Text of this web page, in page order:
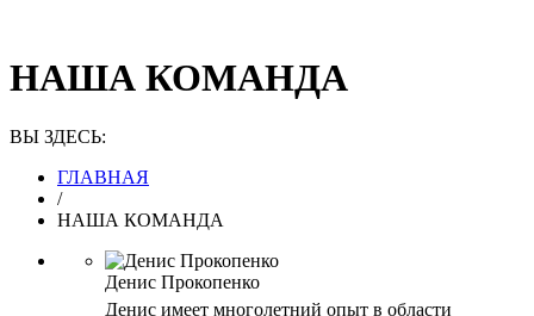
НАША КОМАНДА
ВЫ ЗДЕСЬ:
ГЛАВНАЯ
/
НАША КОМАНДА
Денис Прокопенко
Денис имеет многолетний опыт в области